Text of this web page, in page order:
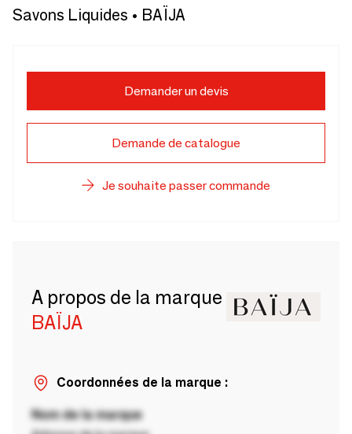
Savons Liquides • BAÏJA
Demander un devis
Demande de catalogue
Je souhaite passer commande
A propos de la marque
BAÏJA
Coordonnées de la marque :
Nom de la marque